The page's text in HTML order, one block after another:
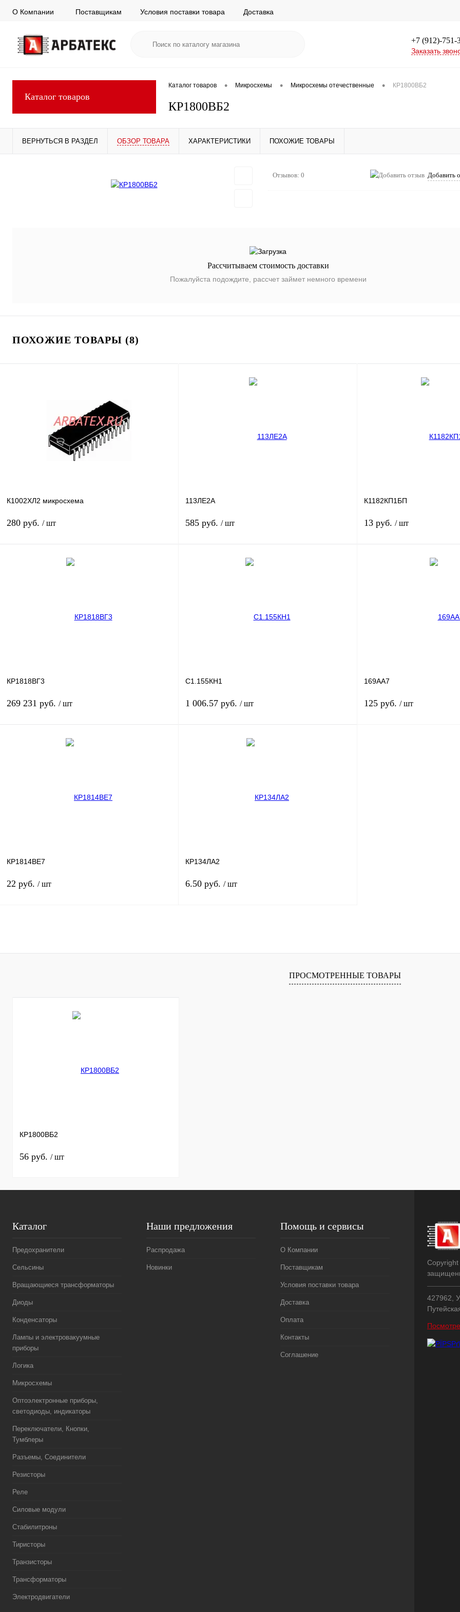
О Компании Поставщикам Условия поставки товара Доставка
+7 (912)-751-
Заказать
Каталог товаров
Каталог товаров • Микросхемы • Микросхемы отечественные • КР1800ВБ2
КР1800ВБ2
ВЕРНУТЬСЯ В РАЗДЕЛ ОБЗОР ТОВАРА ХАРАКТЕРИСТИКИ ПОХОЖИЕ ТОВАРЫ
Отзывов: 0 Добавить
Рассчитываем стоимость доставки
Пожалуйста подождите, рассчет займет немного времени
ПОХОЖИЕ ТОВАРЫ (8)
К1002ХЛ2 микросхема
280 руб. / шт
наличии
113ЛЕ2А
585 руб. / шт
наличии
К1182КП1БП
13 руб. / шт
КР1818ВГ3
269 231 руб. / шт
наличии
С1.155КН1
1 006.57 руб. / шт
наличии
169АА7
125 руб. / шт
КР1814ВЕ7
22 руб. / шт
Купить в 1 клик Сравнение
КР134ЛА2
6.50 руб. / шт
Купить в 1 клик Сравнение
ПРОСМОТРЕННЫЕ ТОВАРЫ
КР1800ВБ2
56 руб. / шт
Каталог
Предохранители
Сельсины
Вращающиеся трансформаторы
Диоды
Конденсаторы
Лампы и электровакуумные
приборы
Логика
Микросхемы
Оптоэлектронные приборы,
светодиоды, индикаторы
Переключатели, Кнопки,
Тумблеры
Разъемы, Соединители
Резисторы
Реле
Силовые модули
Стабилитроны
Тиристоры
Транзисторы
Трансформаторы
Электродвигатели
Наши предложения
Распродажа
Новинки
Помощь и сервисы
О Компании
Поставщикам
Условия поставки товара
Доставка
Оплата
Контакты
Соглашение
427962,